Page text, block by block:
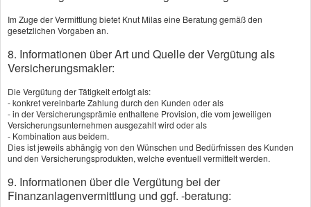
der PKV nicht, hier sind die Leistungen des
gewählten Tarifs garantiert.
Wer sich privat versichert, profitiert von besseren
Leistungen und hat oft mehr Wahlmöglichkeiten bei
Ärzten und Behandlungsmethoden. Insbesondere
für Menschen mit hohen Ansprüchen an ihre
medizinische Versorgung kann die PKV eine
attraktive Option sein.
Im Zuge der Vermittlung bietet Knut Milas eine Beratung gemäß den
gesetzlichen Vorgaben an.
8. Informationen über Art und Quelle der Vergütung als
Versicherungsmakler:
Die Vergütung der Tätigkeit erfolgt als:
- konkret vereinbarte Zahlung durch den Kunden oder als
- in der Versicherungsprämie enthaltene Provision, die vom jeweiligen
Versicherungsunternehmen ausgezahlt wird oder als
- Kombination aus beidem.
Dies ist jeweils abhängig von den Wünschen und Bedürfnissen des Kunden
und den Versicherungsprodukten, welche eventuell vermittelt werden.
9. Informationen über die Vergütung bei der
Finanzanlagenvermittlung und ggf. -beratung: